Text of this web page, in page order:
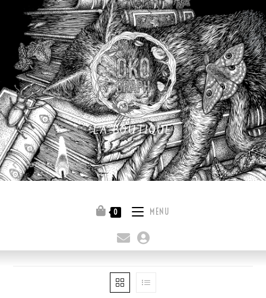
LA BOUTIQUE
Quitter la boutique
0 MENU